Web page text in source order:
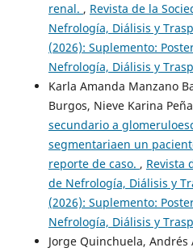
renal. , Revista de la
Nefrología, Diálisis y
(2026): Suplemento:
Nefrología, Diálisis y
Karla Amanda Manzano
Burgos, Nieve Karina
secundario a
segmentariaen un
reporte de caso. , Revista
de Nefrología, Diálisis y
(2026): Suplemento:
Nefrología, Diálisis y
Jorge Quinchuela,